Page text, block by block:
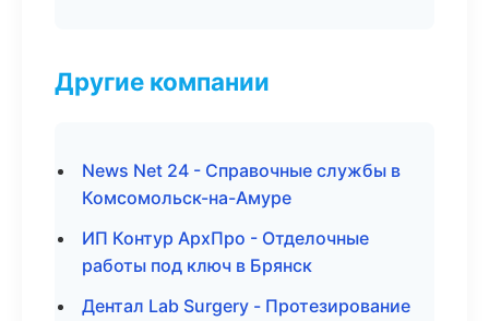
Другие компании
News Net 24 - Справочные службы в
Комсомольск-на-Амуре
ИП Контур АрхПро - Отделочные
работы под ключ в Брянск
Дентал Lab Surgery - Протезирование